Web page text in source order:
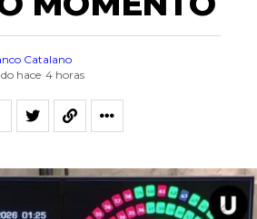
Catalano
hace 4 horas